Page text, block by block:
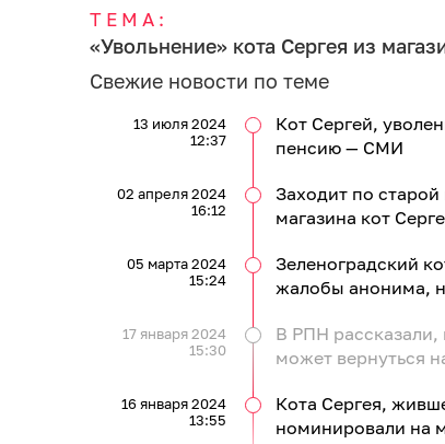
ТЕМА:
«Увольнение» кота Сергея из
Свежие новости по теме
Кот Сергей,
пенсию — СМИ
13 июля 2024
12:37
Заходит по
магазина кот
02 апреля 2024
16:12
Зеленоградский
жалобы анонима,
05 марта 2024
15:24
В РПН рассказали,
может вернуться
17 января 2024
15:30
Кота Сергея,
номинировали на
16 января 2024
13:55